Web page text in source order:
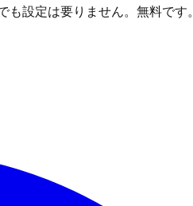
設定は要りません。無料です。